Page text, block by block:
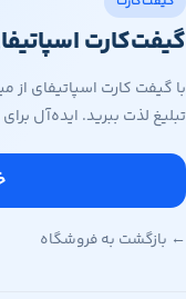
گیفت‌کارت
با گیفت کارت اسپاتیفای
تبلیغ لذت ببرید. ایده‌آل
← بازگشت به فروشگاه